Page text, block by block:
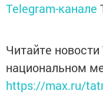
Telegram-канале
Читайте
национальном
https://max.ru/